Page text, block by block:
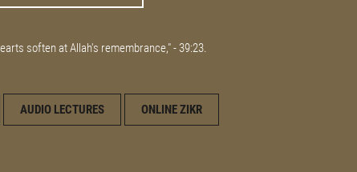
soften at Allah's remembrance," - 39:23.
AUDIO LECTURES ONLINE ZIKR